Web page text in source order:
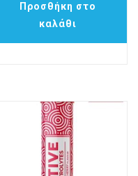
Προσθήκη στο
καλάθι